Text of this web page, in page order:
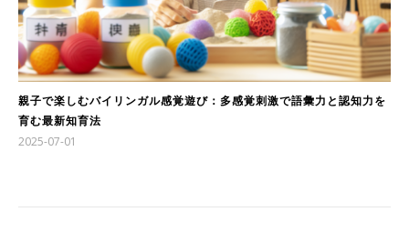
親子で楽しむバイリンガル感覚遊び：多感覚刺激で語彙力と認知力を
育む最新知育法
2025-07-01